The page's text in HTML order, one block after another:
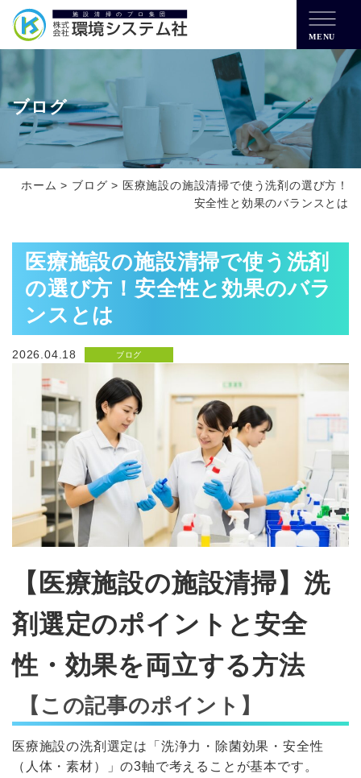
MENU
ブログ
ホーム > ブログ > 医療施設の施設清掃で使う洗剤の選び方！
安全性と効果のバランスとは
医療施設の施設清掃で使う洗剤
の選び方！安全性と効果のバラ
ンスとは
2026.04.18 ブログ
【医療施設の施設清掃】洗
剤選定のポイントと安全
性・効果を両立する方法
【この記事のポイント】
医療施設の洗剤選定は「洗浄力・除菌効果・安全性
（人体・素材）」の3軸で考えることが基本です。